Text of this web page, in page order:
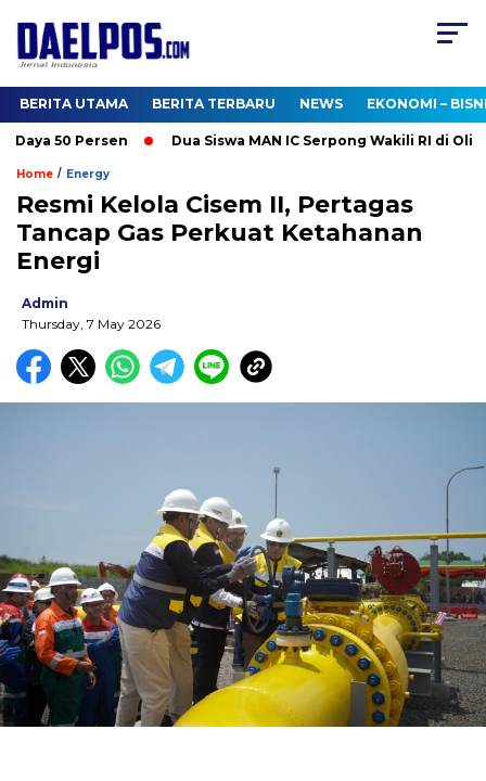
BERITA UTAMA BERITA TERBARU NEWS EKONOMI –
50 Persen Dua Siswa MAN IC Serpong Wakili RI di
Home / Energy
Resmi Kelola Cisem II, Pertagas
Tancap Gas Perkuat Ketahanan
Energi
Admin
Thursday, 7 May 2026